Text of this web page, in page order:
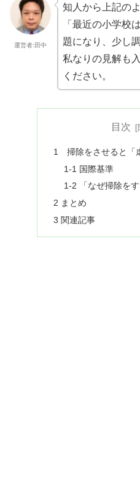
運営者:田中
知人から上記の
「 最近の小学校
題になり、 少し
私なりの見解も
ください。
目次
1 掃除をさせると「
1-1 国際基準
1-2 「なぜ掃除を
2 まとめ
3 関連記事